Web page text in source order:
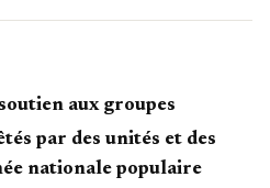
aux groupes
par des unités et des
nationale populaire